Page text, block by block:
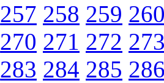
257 258 259
270 271 272
283 284 285